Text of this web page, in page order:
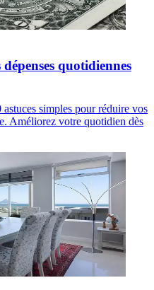
quotidiennes
simples pour réduire vos
Améliorez votre quotidien dès